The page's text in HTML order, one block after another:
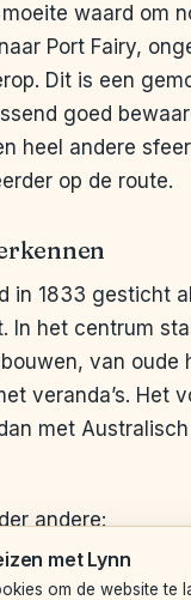
waard om
Port Fairy,
Dit is een
goed
heel andere
op de route.
in 1833 gesticht
In het centrum
van oude
veranda’s. Het
met
andere:
met uitzicht
met Lynn
om de website te